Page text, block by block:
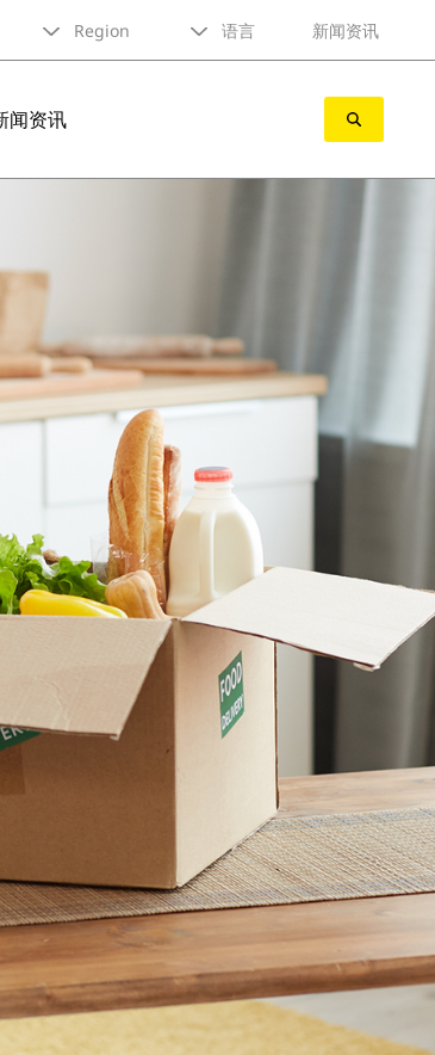
Region 语言 新闻资讯
闻资讯